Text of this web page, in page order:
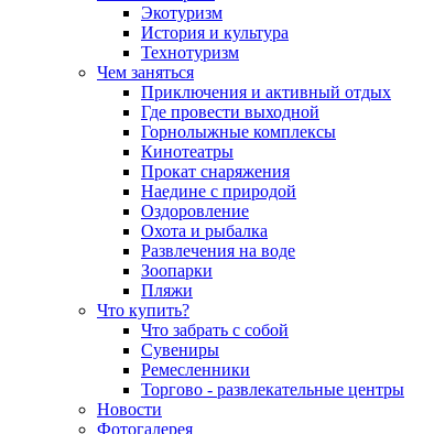
Экотуризм
История и культура
Технотуризм
Чем заняться
Приключения и активный отдых
Где провести выходной
Горнолыжные комплексы
Кинотеатры
Прокат снаряжения
Наедине с природой
Оздоровление
Охота и рыбалка
Развлечения на воде
Зоопарки
Пляжи
Что купить?
Что забрать с собой
Сувениры
Ремесленники
Торгово - развлекательные центры
Новости
Фотогалерея